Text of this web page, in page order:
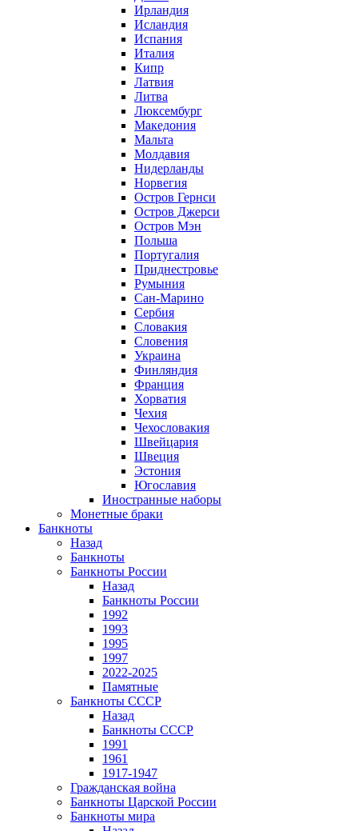
Ирландия
Исландия
Испания
Италия
Кипр
Латвия
Литва
Люксембург
Македония
Мальта
Молдавия
Нидерланды
Норвегия
Остров Гернси
Остров Джерси
Остров Мэн
Польша
Португалия
Приднестровье
Румыния
Сан-Марино
Сербия
Словакия
Словения
Украина
Финляндия
Франция
Хорватия
Чехия
Чехословакия
Швейцария
Швеция
Эстония
Югославия
Иностранные наборы
Монетные браки
Банкноты
Назад
Банкноты
Банкноты России
Назад
Банкноты России
1992
1993
1995
1997
2022-2025
Памятные
Банкноты СССР
Назад
Банкноты СССР
1991
1961
1917-1947
Гражданская война
Банкноты Царской России
Банкноты мира